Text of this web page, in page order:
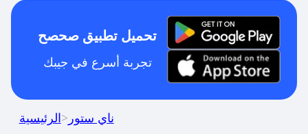
تحميل تطبيق صحصح
تجربة أسرع في جيبك
الرئيسية> ناي ستور